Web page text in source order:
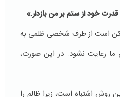
خود ‌از‌ ستم ‌بر‌ ‌من‌ بازدار.»
است از طرف شخصی ظلمی به
رعایت نشود. در این صورت،
روش اشتباه است، زیرا ظالم را